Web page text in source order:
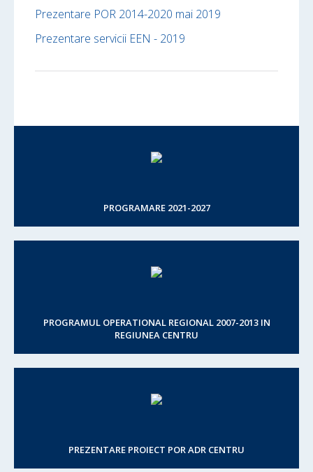
Prezentare POR 2014-2020 mai 2019
Prezentare servicii EEN - 2019
PROGRAMARE 2021-2027
PROGRAMUL OPERATIONAL REGIONAL 2007-2013 IN
REGIUNEA CENTRU
PREZENTARE PROIECT POR ADR CENTRU